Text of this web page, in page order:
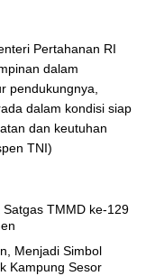
Pertahanan RI
dalam
pendukungnya,
dalam kondisi siap
dan keutuhan
TNI)
TMMD ke-129
Menjadi Simbol
Kampung Sesor